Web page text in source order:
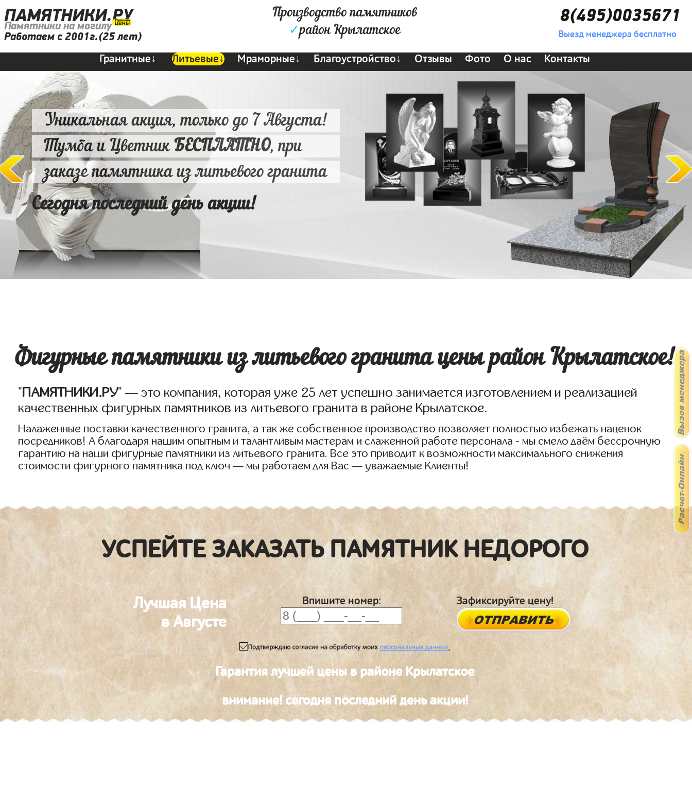
ПАМЯТНИКИ.РУ
Памятники на могилу
Работаем с 2001г.(25 лет)
Производство памятников
✓район Крылатское
8(495)0035671
Выезд менеджера бесплатно
Гранитные↓ Литьевые↓ Мраморные↓ Благоустройство↓ Отзывы Фото О нас Контакты
Уникальная акция, только до 7 Августа!
Тумба и ЦветникБЕСПЛАТНО, при
заказе памятника из литьевого гранита
Сегодня последний день акции!
Фигурные памятники из литьевого гранита цены район Крылатское!
"ПАМЯТНИКИ.РУ" — это компания, которая уже 25 лет успешно занимается изготовлением и реализацией
качественных фигурных памятников из литьевого гранита в районе Крылатское.
Налаженные поставки качественного гранита, а так же собственное производство позволяет полностью избежать наценок
посредников! А благодаря нашим опытным и талантливым мастерам и слаженной работе персонала - мы смело даём бессрочную
гарантию на наши фигурные памятники из литьевого гранита. Все это приводит к возможности максимального снижения
стоимости фигурного памятника под ключ — мы работаем для Вас — уважаемые Клиенты!
УСПЕЙТЕ ЗАКАЗАТЬ ПАМЯТНИК НЕДОРОГО
Лучшая Цена
в Августе
Впишите номер: Зафиксируйте цену!
.
Гарантия лучшей цены в районе Крылатское
внимание! сегодня последний день акции!